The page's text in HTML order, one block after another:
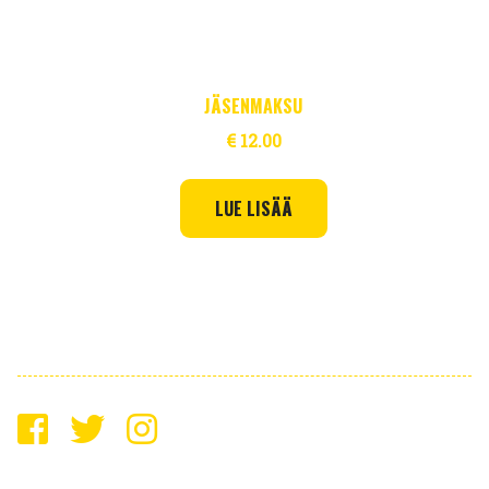
JÄSENMAKSU
€12.00
LUE LISÄÄ